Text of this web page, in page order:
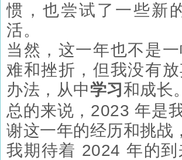
惯，也尝试了一些新
活。
当然，这一年也不是
难和挫折，但我没有
办法，从中学习 和成长。
总的来说，2023 年是
谢这一年的经历和挑战
我期待着 2024 年的